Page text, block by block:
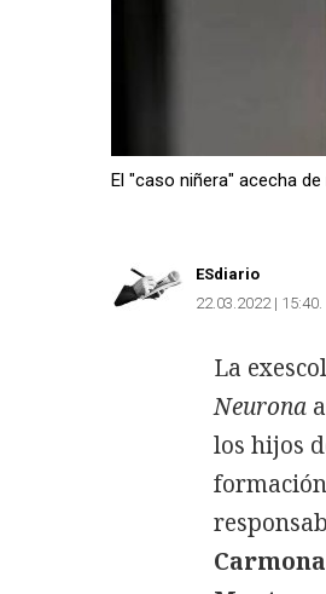
El "caso niñera" acecha
ESdiario
22.03.2022 | 15:40
La
Neurona
los hijos
Carmona